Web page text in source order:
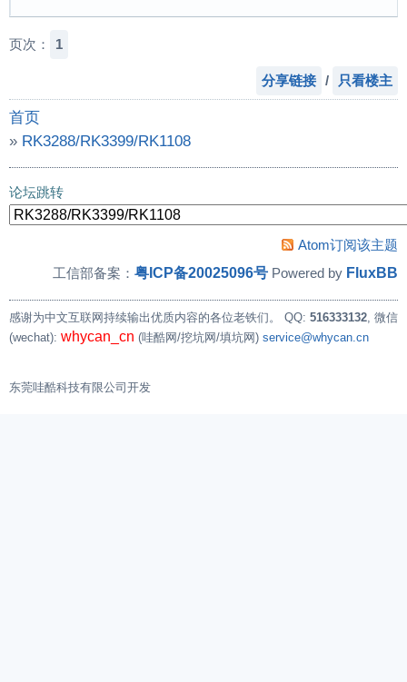
页次： 1
分享链接 / 只看楼主
首页
» RK3288/RK3399/RK1108
»U-Boot v2020.01 和 Linux 5.4 在 RK3399 上部署
论坛跳转
Atom订阅该主题
工信部备案： 粤ICP备20025096号 Powered by FluxBB
感谢为中文互联网持续输出优质内容的各位老铁们。 QQ: 516333132, 微信
(wechat): whycan_cn (哇酷网/挖坑网/填坑网) service@whycan.cn
东莞哇酷科技有限公司开发